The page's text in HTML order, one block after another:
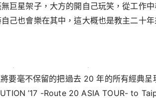
巨星架子，大方的開自己玩笑，從工作
己也會樂在其中，這大概也是教主二十
要毫不保留的把過去 20 年的所有經典呈
’17 -Route 20 ASIA TOUR- to